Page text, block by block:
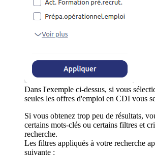
Dans l'exemple ci-dessus, si vous
seules les offres d'emploi en CDI vous
Si vous obtenez trop peu de résultats,
certains mots-clés ou certains filtres et
recherche.
Les filtres appliqués à votre recherche
suivante :